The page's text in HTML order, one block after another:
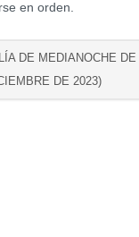
en orden.
DE MEDIANOCHE DE
DE 2023)